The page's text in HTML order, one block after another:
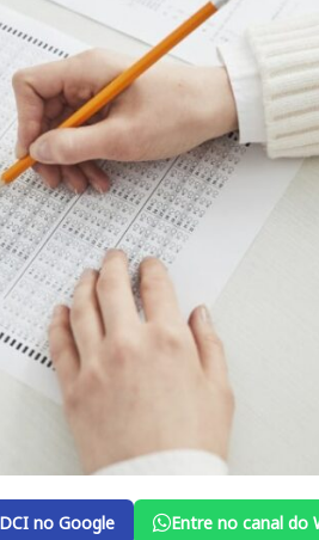
no Google Entre no canal do